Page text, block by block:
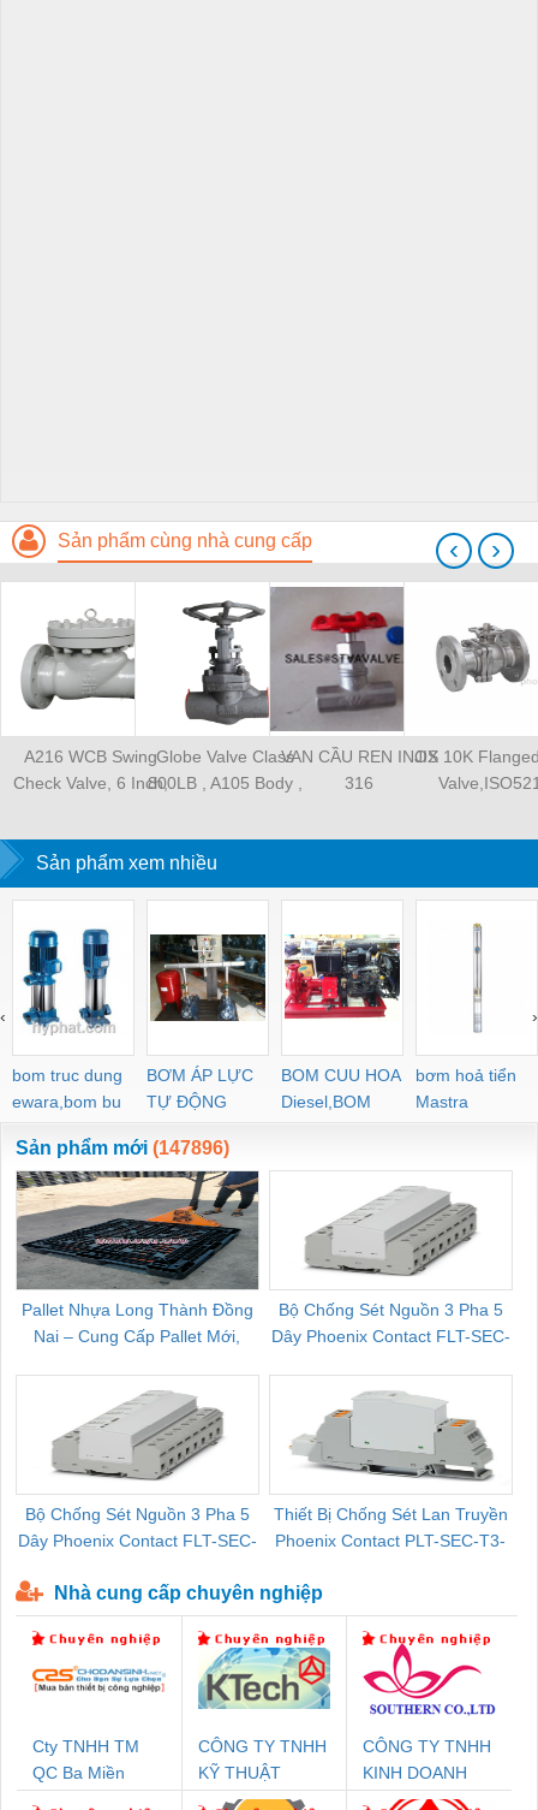
Sản phẩm cùng nhà cung cấp
A216 WCB Swing
Check Valve, 6 Inch,
Globe Valve Class
800LB , A105 Body ,
SW ,Size 2
VAN CẦU REN INOX
316
JIS 10K
‹ ›
Sản phẩm xem nhiều
bom truc dung
ewara,bom bu
ewara
BƠM ÁP LỰC
TỰ ĐỘNG
BOM CUU HOA
Diesel,BOM
CHUA CHAY
bơm hoả tiển
Mastra
‹ ›
Sản phẩm mới (147896)
Pallet Nhựa Long Thành Đồng
Nai – Cung Cấp Pallet Mới,
Bộ Chống Sét Nguồn 3 Pha 5
Dây Phoenix Contact FLT-SEC-
Bộ Chống Sét Nguồn 3 Pha 5
Dây Phoenix Contact FLT-SEC-
Thiết Bị Chống Sét Lan Truyền
Phoenix Contact PLT-SEC-T3-
Nhà cung cấp chuyên nghiệp
Cty TNHH TM
QC Ba Miền
CÔNG TY TNHH
KỸ THUẬT
KTECH VIỆT
CÔNG TY TNHH
KINH DOANH
DỊCH VỤ XNK